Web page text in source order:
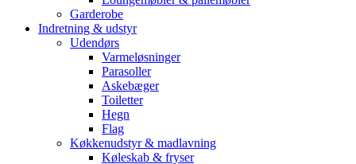
Garderobe
Indretning & udstyr
Udendørs
Varmeløsninger
Parasoller
Askebæger
Toiletter
Hegn
Flag
Køkkenudstyr & madlavning
Køleskab & fryser